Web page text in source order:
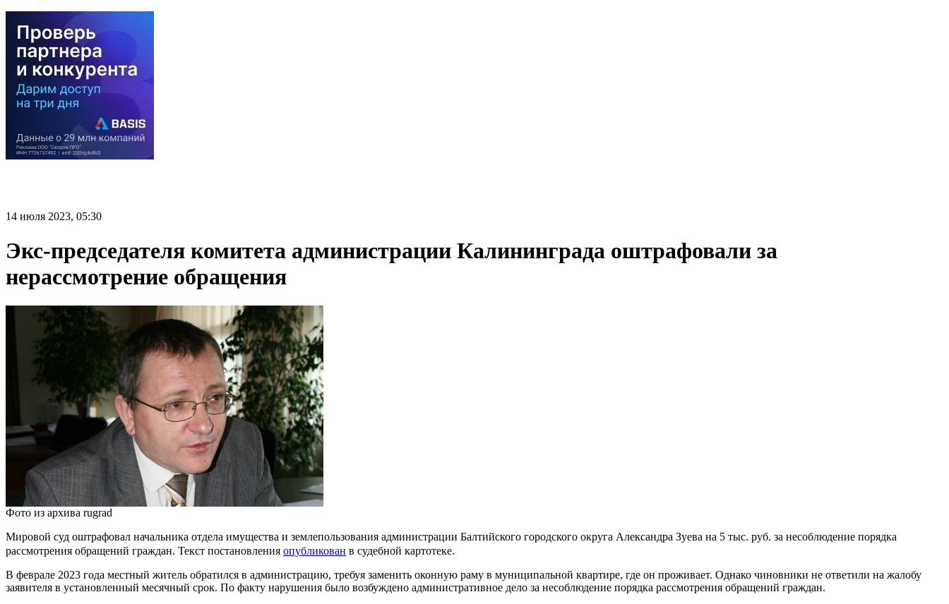
14 июля 2023, 05:30
Экс-председателя комитета администрации Калининграда оштрафовали за
нерассмотрение обращения
Фото из архива rugrad
Мировой суд оштрафовал начальника отдела имущества и землепользования администрации Балтийского городского округа Александра Зуева на 5 тыс. руб. за несоблюдение порядка
рассмотрения обращений граждан. Текст постановления опубликован в судебной картотеке.
В феврале 2023 года местный житель обратился в администрацию, требуя заменить оконную раму в муниципальной квартире, где он проживает. Однако чиновники не ответили на жалобу
заявителя в установленный месячный срок. По факту нарушения было возбуждено административное дело за несоблюдение порядка рассмотрения обращений граждан.